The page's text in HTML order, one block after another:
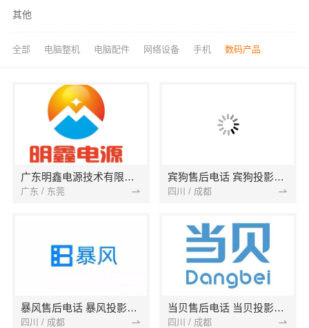
其他
全部 电脑整机 电脑配件 网络设备 手机 数码产品
广东明鑫电源技术有限公司
广东 / 东莞
宾狗售后电话 宾狗投影仪维修网点 M6无法开机 暗屏
四川 / 成都
暴风售后电话 暴风投影维修网点 无法开机 不显示
四川 / 成都
当贝售后电话 当贝投影维修网点 F1 F3无法开机
四川 / 成都